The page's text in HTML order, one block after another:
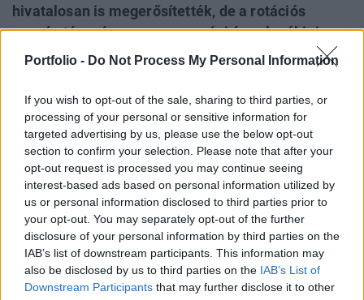
Portfolio - Do Not Process My Personal Information
If you wish to opt-out of the sale, sharing to third parties, or
processing of your personal or sensitive information for
targeted advertising by us, please use the below opt-out
section to confirm your selection. Please note that after your
opt-out request is processed you may continue seeing
interest-based ads based on personal information utilized by
us or personal information disclosed to third parties prior to
your opt-out. You may separately opt-out of the further
disclosure of your personal information by third parties on the
IAB’s list of downstream participants. This information may
also be disclosed by us to third parties on the IAB’s List of
Downstream Participants that may further disclose it to other
hivatalosan is megerősítették, de a rotációs
egység távozása magyarországi és szlovákiai
csapatkivonást is jelenthet. Az Európai Bizottság
döntés csak aláhúzza, hogy az Európai Unió
tagállamainak fokozniuk kell védelmi lépésekeit
és felkészültségüket.
Back to Europe 2026Az áprilisi választások után
visszakerült az európai térképre Magyarország, a kormány
kiemelt célja az uniós források hazahozatala, illetve
hosszabb távon az euró bevezetése. Milyen utat kell
bejárnia Magyarországnak addig és mekkora lökést
adhatnak az uniós pénzek a gazdaságnak? Ezzel a
kérdéssel foglalkozik a Portfolio konferenciája, mely